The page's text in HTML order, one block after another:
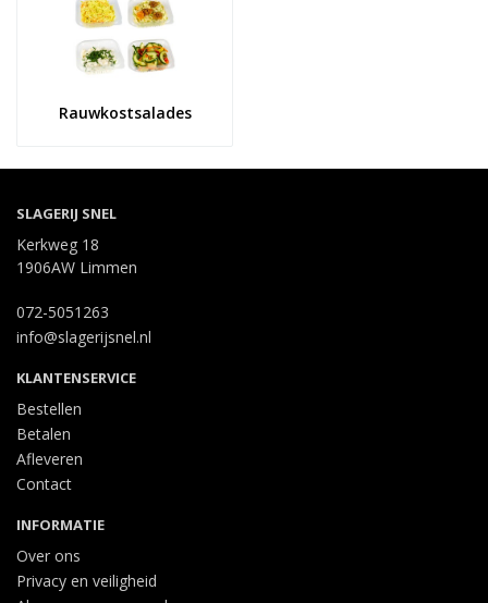
Rauwkostsalades
SLAGERIJ SNEL
Kerkweg 18
1906AW Limmen
072-5051263
info@slagerijsnel.nl
KLANTENSERVICE
Bestellen
Betalen
Afleveren
Contact
INFORMATIE
Over ons
Privacy en veiligheid